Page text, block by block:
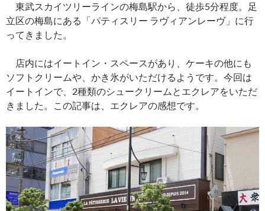
東武スカイツリーラインの梅島駅から、徒歩5分程度。足
立区の梅島にある「パティスリー ラヴィアンレーヴ」に行
ってきました。
店内にはイートイン・スペースがあり、ケーキの他にも
ソフトクリームや、かき氷がいただけるようです。今回は
イートインで、2種類のシュークリームとエクレアをいただ
きました。この記事は、エクレアの感想です。